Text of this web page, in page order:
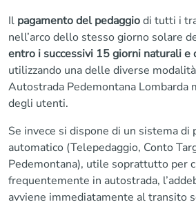
Il pagamento del pedaggiodi tutti i
nell’arco dello stesso giorno solare
entro i successivi 15 giorni naturali e
utilizzando una delle diverse
Autostrada Pedemontana Lombarda
degli utenti.
Se invece si dispone di un sistema di
automatico (Telepedaggio, Conto
Pedemontana), utile soprattutto per
frequentemente in autostrada,
avviene immediatamente al transito